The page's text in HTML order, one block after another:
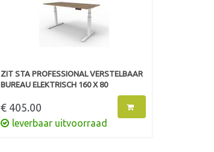
ZIT STA PROFESSIONAL VERSTELBAAR
BUREAU ELEKTRISCH 160 X 80
€ 405.00
leverbaar uitvoorraad